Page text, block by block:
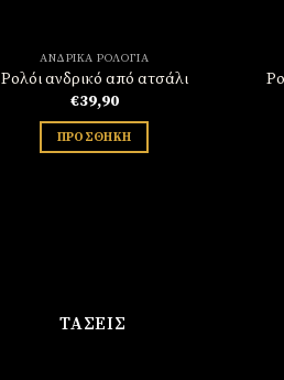
ΑΝΔΡΙΚΆ ΡΟΛΌΓΙΑ
Ρολόι ανδρικό από ατσάλι
€39,90
ΠΡΟΣΘΉΚΗ
ΤΆΣΕΙΣ